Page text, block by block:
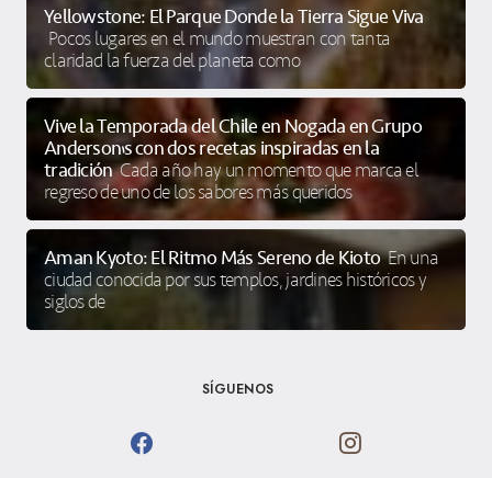
Yellowstone: El Parque Donde la Tierra Sigue Viva
Pocos lugares en el mundo muestran con tanta
claridad la fuerza del planeta como
Vive la Temporada del Chile en Nogada en Grupo
Anderson’s con dos recetas inspiradas en la
tradición Cada año hay un momento que marca el
regreso de uno de los sabores más queridos
Aman Kyoto: El Ritmo Más Sereno de Kioto En una
ciudad conocida por sus templos, jardines históricos y
siglos de
SÍGUENOS